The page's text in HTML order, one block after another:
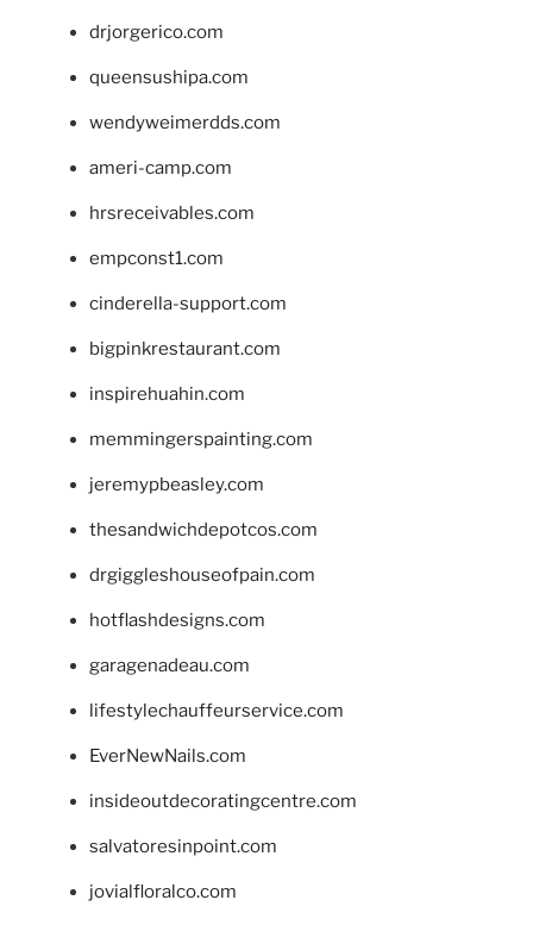
drjorgerico.com
queensushipa.com
wendyweimerdds.com
ameri-camp.com
hrsreceivables.com
empconst1.com
cinderella-support.com
bigpinkrestaurant.com
inspirehuahin.com
memmingerspainting.com
jeremypbeasley.com
thesandwichdepotcos.com
drgiggleshouseofpain.com
hotflashdesigns.com
garagenadeau.com
lifestylechauffeurservice.com
EverNewNails.com
insideoutdecoratingcentre.com
salvatoresinpoint.com
jovialfloralco.com